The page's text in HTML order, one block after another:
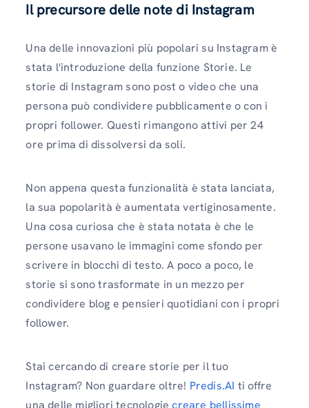
Il precursore delle note di Instagram
Una delle innovazioni più popolari su Instagram è
stata l'introduzione della funzione Storie. Le
storie di Instagram sono post o video che una
persona può condividere pubblicamente o con i
propri follower. Questi rimangono attivi per 24
ore prima di dissolversi da soli.
Non appena questa funzionalità è stata lanciata,
la sua popolarità è aumentata vertiginosamente.
Una cosa curiosa che è stata notata è che le
persone usavano le immagini come sfondo per
scrivere in blocchi di testo. A poco a poco, le
storie si sono trasformate in un mezzo per
condividere blog e pensieri quotidiani con i propri
follower.
Stai cercando di creare storie per il tuo
Instagram? Non guardare oltre! Predis.AI ti offre